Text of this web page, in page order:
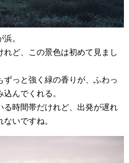
。
れど、この景色は初めて見まし
っと強く緑の香りが、ふわっ
んでくれる。
る時間帯だけれど、出発が遅れ
いですね。